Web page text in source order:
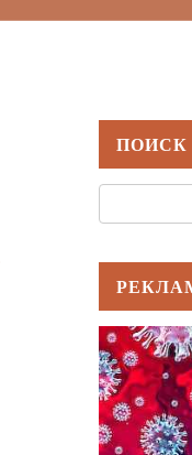
ПОИСК